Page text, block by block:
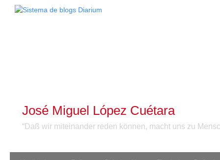
José Miguel López Cuétara
“Daß wir miteinander reden können, macht uns zu